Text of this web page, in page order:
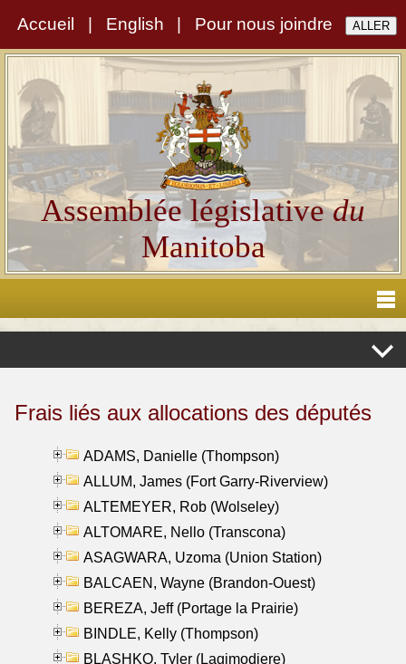
Accueil English Pour nous joindre
Assemblée législativedu
Manitoba
Frais liés aux allocations des députés
ADAMS, Danielle (Thompson)
ALLUM, James (Fort Garry-Riverview)
ALTEMEYER, Rob (Wolseley)
ALTOMARE, Nello (Transcona)
ASAGWARA, Uzoma (Union Station)
BALCAEN, Wayne (Brandon-Ouest)
BEREZA, Jeff (Portage la Prairie)
BINDLE, Kelly (Thompson)
BLASHKO, Tyler (Lagimodiere)